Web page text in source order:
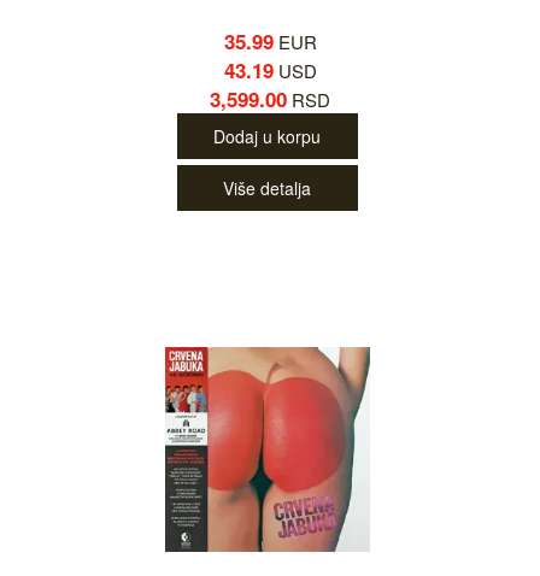
35.99EUR
43.19USD
3,599.00 RSD
Dodaj u korpu
Više detalja